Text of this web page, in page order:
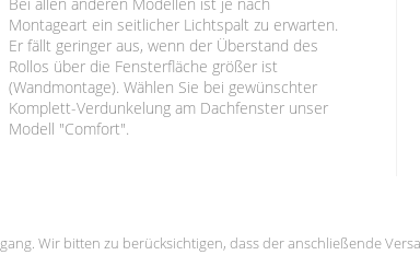
Montageart ein seitlicher Lichtspalt zu erwarten.
Er fällt geringer aus, wenn der Überstand des
Rollos über die Fensterfläche größer ist
(Wandmontage). Wählen Sie bei gewünschter
Komplett-Verdunkelung am Dachfenster unser
Modell "Comfort".
Wir bitten zu berücksichtigen, dass der anschließende